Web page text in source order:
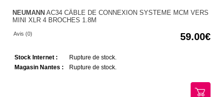
NEUMANN AC34 CÂBLE DE CONNEXION SYSTEME MCM VERS
MINI XLR 4 BROCHES 1.8M
Avis (0) 59.00
Stock Internet :
Rupture de stock.
Magasin Nantes :
Rupture de stock.